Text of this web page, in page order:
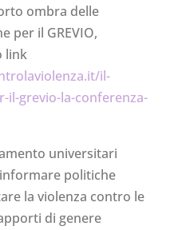
ombra delle
per il GREVIO,
link
il-
grevio-la-conferenza-
universitari
politiche
la violenza contro le
di genere